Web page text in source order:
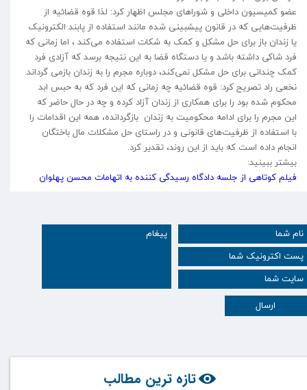
عضو کمیسیون داخلی و شوراهای مجلس اظهار کرد: لذا قوه قضائیه از
ظرفیت‌هایی که در قانون پیشبینی شده مانند استفاده از پابند الکترونیک
یا زندان باز برای حل مشکل و کمک به شکات استفاده می‌کند ، اما زمانی که
فرد شاکی داشته باشد و یا دستگاه قضا به این نتیجه برسد که آزادی فرد
کمک چندانی برای حل مشکل نمی‌کند، دوباره مجرم را به زندان بازمی گرداند.
نخعی راد تصریح کرد: قوه قضائیه چه زمانی که این فرد که به حبس ابد
محکوم شده بود را برای همکاری از زندان آزاد کرده و چه در حال حاضر که
این مجرم را برای ادامه محکومیت به زندان بازگردانده، همه این اقدامات را
با استفاده از ظرفیت‌های قانونی و در راستای حل مشکلات مال باختگان
انجام داده است که باید از این روند، تقدیر کرد.
بیشتر ببینید:
فیلم کوتاهی از جلسه دادگاه رسیدگی کننده به اتهامات محسن پهلوان
ارسال
تازه ترین مطالب